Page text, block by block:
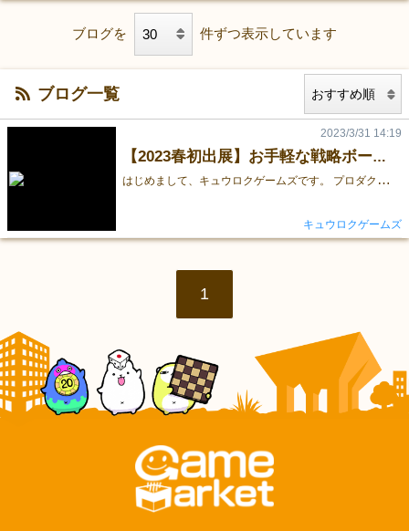
ブログを 件ずつ表示しています
ブログ一覧
【2023春初出展】お手軽な戦略ボードゲーム【社長ごっこ】
は
じめまして、キュウロクゲームズです。 プロダクトデザイナーとオリジナルグッズ店長の２人ユニットです。 ゲームマーケット2023春 日曜(5/14)に初出展します。 萬印堂さまなどの印刷所様へのデータ入稿も着々と進行しており、 当日はボードゲーム『社長ごっこ』を定価10%OFFのゲムマ価格にて販売しますので ぜひ本ブースにお立ち寄り頂けると幸いです。ボドゲ好きな皆様とお会いできる機会を楽しみにしております。 ↓ 予約はコチラから！ぜひご確認くださいませ！ https://forms.gle/f5smi95VQ2HrSefMA ＜簡単なゲーム紹介＞ 「社長ごっこ」は、「会社」や「経営者目線」を遊びながら楽しく考えることもできる２〜４人でできるお手軽戦略ボードゲームです。 ブース情報やゲームの詳細につきましても今後更新していきますので もしよければTwitterアカウントのフォローもお願いします。動画や失敗談などもご覧ください。 最新情報はTwitter(@kyurokugames)をチェック！ まとまった情報はキュウロクゲームス公式サイト(Linktree)からも確認できます↓ https://linktr.ee/kyurokugames 皆様とご縁があると幸いです。どうぞよろしくお願いいたします！
2023/3/31 14:19
キュウロクゲームズ
1